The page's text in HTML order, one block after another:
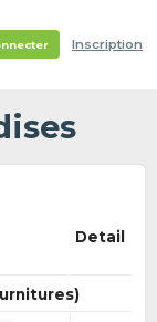
Inscription
Detail